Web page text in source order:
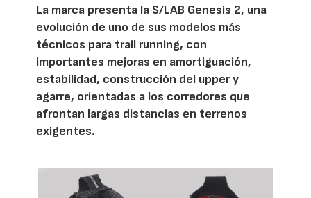
La marca presenta la S/LAB Genesis 2, una
evolución de uno de sus modelos más
técnicos para trail running, con
importantes mejoras en amortiguación,
estabilidad, construcción del upper y
agarre, orientadas a los corredores que
afrontan largas distancias en terrenos
exigentes.